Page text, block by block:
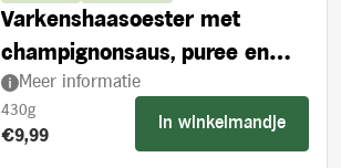
Varkenshaasoester met
champignonsaus, puree en
broccoli
Meer informatie
430g
Product prijs:
€9,99
In winkelmandje